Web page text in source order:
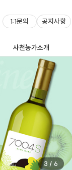
1:1문의 공지사항
사천농가소개
3 /6